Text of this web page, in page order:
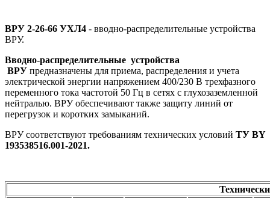
ВРУ 2-26-66 УХЛ4 - вводно-распределительные устройства
ВРУ.
Вводно-распределительные устройства
ВРУ предназначены для приема, распределения и учета
электрической энергии напряжением 400/230 В трехфазного
переменного тока частотой 50 Гц в сетях с глухозаземленной
нейтралью. ВРУ обеспечивают также защиту линий от
перегрузок и коротких замыканий.
ВРУ соответствуют требованиям технических условий ТУ BY
193538516.001-2021.